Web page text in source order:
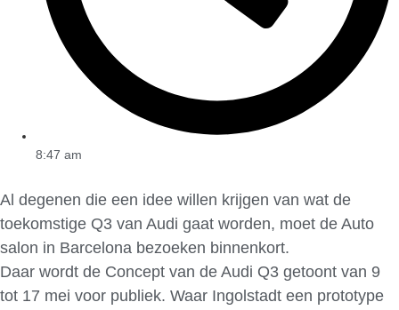
8:47 am
Al degenen die een idee willen krijgen van wat de
toekomstige Q3 van Audi gaat worden, moet de Auto
salon in Barcelona bezoeken binnenkort.
Daar wordt de Concept van de Audi Q3 getoont van 9
tot 17 mei voor publiek. Waar Ingolstadt een prototype